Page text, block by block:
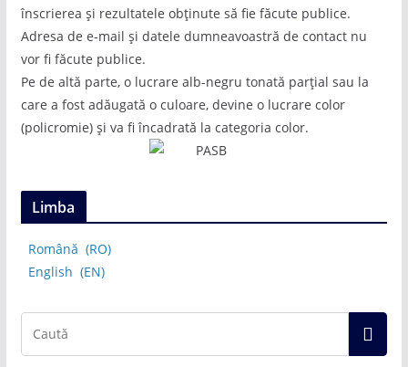
înscrierea și rezultatele obținute să fie făcute publice.
Adresa de e-mail și datele dumneavoastră de contact nu
vor fi făcute publice.
Pe de altă parte, o lucrare alb-negru tonată parțial sau la
care a fost adăugată o culoare, devine o lucrare color
(policromie) și va fi încadrată la categoria color.
Limba
Română
RO
English
EN